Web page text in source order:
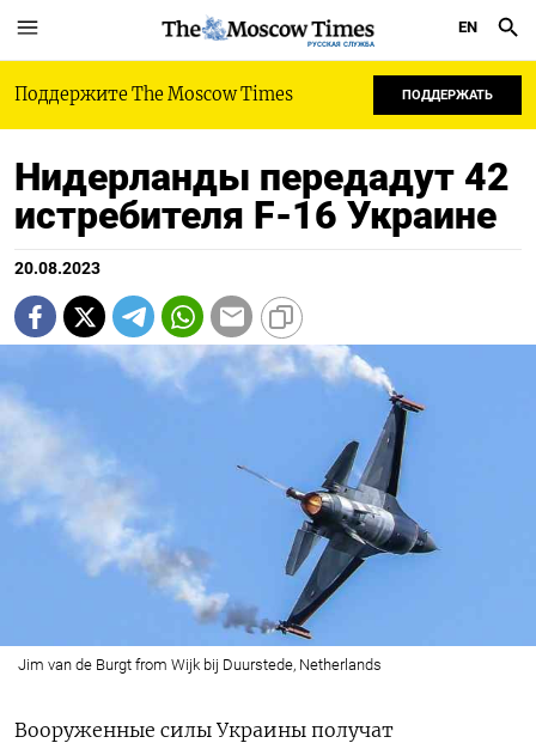
РУССКАЯ СЛУЖБА
EN
Поддержите The Moscow Times ПОДДЕРЖАТЬ
Нидерланды передадут 42
истребителя F-16 Украине
20.08.2023
Jim van de Burgt from Wijk bij Duurstede, Netherlands
Вооруженные силы Украины получат